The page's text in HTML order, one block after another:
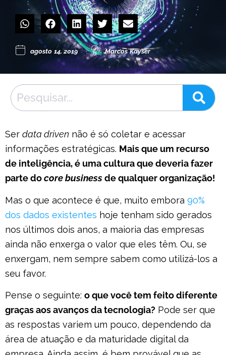
agosto 14, 2019 Marcos Kayser
Ser data driven não é só coletar e acessar
informações estratégicas. Mais que um recurso
de inteligência, é uma cultura que deveria fazer
parte docore businessde qualquer organização!
Mas o que acontece é que, muito embora 90%
dos dados existentes hoje tenham sido gerados
nos últimos dois anos, a maioria das empresas
ainda não enxerga o valor que eles têm. Ou, se
enxergam, nem sempre sabem como utilizá-los a
seu favor.
Pense o seguinte: o que você tem feito diferente
graças aos avanços da tecnologia? Pode ser que
as respostas variem um pouco, dependendo da
área de atuação e da maturidade digital da